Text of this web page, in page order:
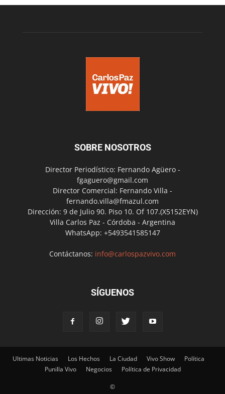
SOBRE NOSOTROS
Director Periodístico: Fernando Agüero -
fgaguero@gmail.com
Director Comercial: Fernando Villa -
fernando.villa@fmazul.com
Dirección: 9 de Julio 90. Piso 10. Of 107.(X5152EYN)
Villa Carlos Paz - Córdoba - Argentina
WhatsApp: +5493541585147
Contáctanos: info@carlospazvivo.com
SÍGUENOS
Ultimas Noticias Los Hechos La Ciudad Vivo Show
Política
Punilla Vivo
Negocios Política de Privacidad
©